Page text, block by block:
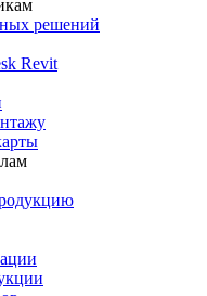
решений
Revit